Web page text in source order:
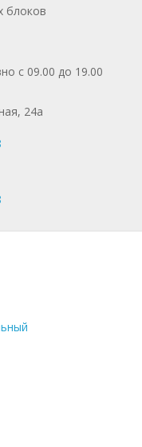
блоков
с 09.00 до 19.00
24а